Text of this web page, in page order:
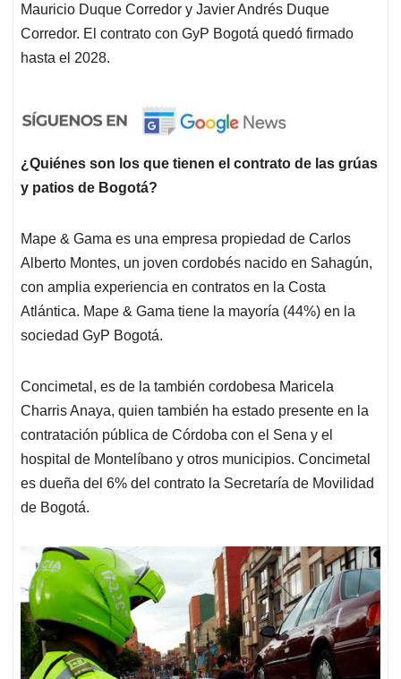
Mauricio Duque Corredor y Javier Andrés Duque
Corredor. El contrato con GyP Bogotá quedó firmado
hasta el 2028.
¿Quiénes son los que tienen el contrato de las grúas
y patios de Bogotá?
Mape & Gama es una empresa propiedad de Carlos
Alberto Montes, un joven cordobés nacido en Sahagún,
con amplia experiencia en contratos en la Costa
Atlántica. Mape & Gama tiene la mayoría (44%) en la
sociedad GyP Bogotá.
Concimetal, es de la también cordobesa Maricela
Charris Anaya, quien también ha estado presente en la
contratación pública de Córdoba con el Sena y el
hospital de Montelíbano y otros municipios. Concimetal
es dueña del 6% del contrato la Secretaría de Movilidad
de Bogotá.